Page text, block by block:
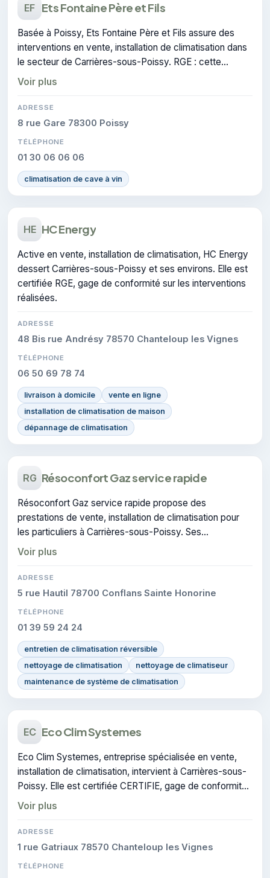
EF Ets Fontaine Père et Fils
Basée à Poissy, Ets Fontaine Père et Fils assure des
interventions en vente, installation de climatisation dans
le secteur de Carrières-sous-Poissy. RGE : cette
certification atteste du savoir-faire de l'entreprise.
Voir plus
ADRESSE
8 rue Gare 78300 Poissy
TÉLÉPHONE
01 30 06 06 06
climatisation de cave à vin
HE HC Energy
Active en vente, installation de climatisation, HC Energy
dessert Carrières-sous-Poissy et ses environs. Elle est
certifiée RGE, gage de conformité sur les interventions
réalisées.
ADRESSE
48 Bis rue Andrésy 78570 Chanteloup les Vignes
TÉLÉPHONE
06 50 69 78 74
livraison à domicile
vente en ligne
installation de climatisation de maison
dépannage de climatisation
RG Résoconfort Gaz service rapide
Résoconfort Gaz service rapide propose des
prestations de vente, installation de climatisation pour
les particuliers à Carrières-sous-Poissy. Ses
interventions couvrent le domaine de climatisation.
Voir plus
ADRESSE
5 rue Hautil 78700 Conflans Sainte Honorine
TÉLÉPHONE
01 39 59 24 24
entretien de climatisation réversible
nettoyage de climatisation
nettoyage de climatiseur
maintenance de système de climatisation
EC Eco Clim Systemes
Eco Clim Systemes, entreprise spécialisée en vente,
installation de climatisation, intervient à Carrières-sous-
Poissy. Elle est certifiée CERTIFIE, gage de conformité
sur les interventions réalisées.
Voir plus
ADRESSE
1 rue Gatriaux 78570 Chanteloup les Vignes
TÉLÉPHONE